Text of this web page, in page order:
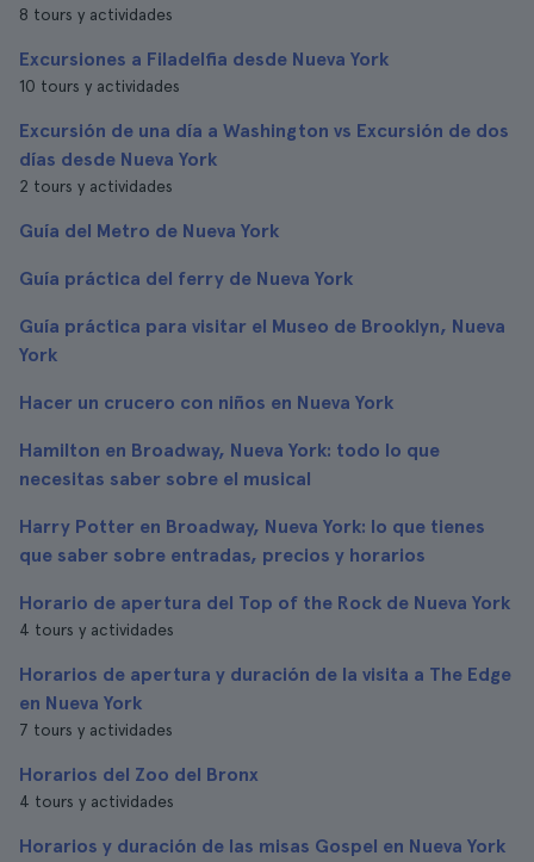
8 tours y actividades
Excursiones a Filadelfia desde Nueva York
10 tours y actividades
Excursión de una día a Washington vs Excursión de dos
días desde Nueva York
2 tours y actividades
Guía del Metro de Nueva York
Guía práctica del ferry de Nueva York
Guía práctica para visitar el Museo de Brooklyn, Nueva
York
Hacer un crucero con niños en Nueva York
Hamilton en Broadway, Nueva York: todo lo que
necesitas saber sobre el musical
Harry Potter en Broadway, Nueva York: lo que tienes
que saber sobre entradas, precios y horarios
Horario de apertura del Top of the Rock de Nueva York
4 tours y actividades
Horarios de apertura y duración de la visita a The Edge
en Nueva York
7 tours y actividades
Horarios del Zoo del Bronx
4 tours y actividades
Horarios y duración de las misas Gospel en Nueva York